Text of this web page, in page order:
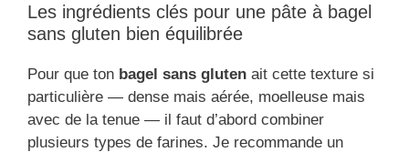
Les ingrédients clés pour une pâte à bagel
sans gluten bien équilibrée
Pour que ton bagel sans gluten ait cette texture si
particulière — dense mais aérée, moelleuse mais
avec de la tenue — il faut d’abord combiner
plusieurs types de farines. Je recommande un